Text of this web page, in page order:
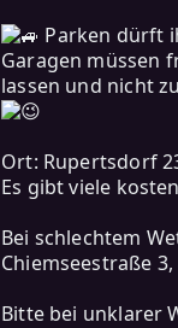
Parken dürft
Garagen müssen
lassen und nicht
Ort: Rupertsdorf
Es gibt viele
Bei schlechtem
Chiemseestraße
Bitte bei unklarer